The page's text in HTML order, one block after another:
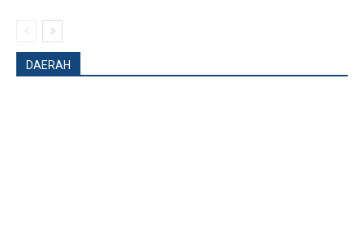
DAERAH